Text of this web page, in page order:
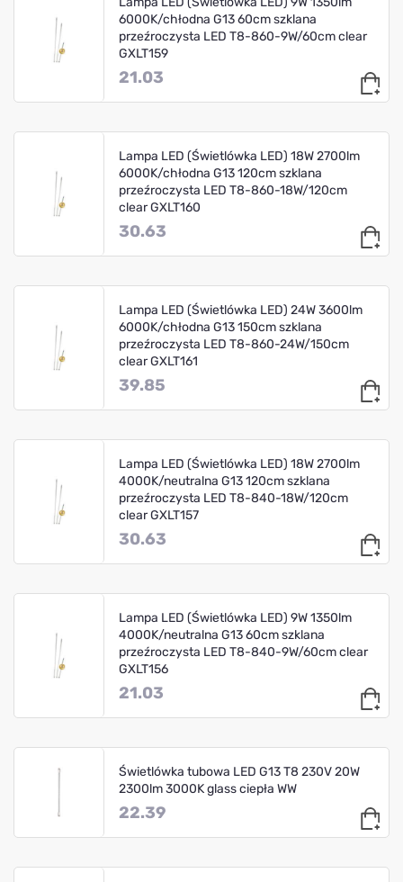
6000K/chłodna G13 60cm szklana
przeźroczysta LED T8-860-9W/60cm clear
GXLT159
21.03
Lampa LED (Świetlówka LED) 18W 2700lm
6000K/chłodna G13 120cm szklana
przeźroczysta LED T8-860-18W/120cm
clear GXLT160
30.63
Lampa LED (Świetlówka LED) 24W 3600lm
6000K/chłodna G13 150cm szklana
przeźroczysta LED T8-860-24W/150cm
clear GXLT161
39.85
Lampa LED (Świetlówka LED) 18W 2700lm
4000K/neutralna G13 120cm szklana
przeźroczysta LED T8-840-18W/120cm
clear GXLT157
30.63
Lampa LED (Świetlówka LED) 9W 1350lm
4000K/neutralna G13 60cm szklana
przeźroczysta LED T8-840-9W/60cm clear
GXLT156
21.03
Świetlówka tubowa LED G13 T8 230V 20W
2300lm 3000K glass ciepła WW
22.39